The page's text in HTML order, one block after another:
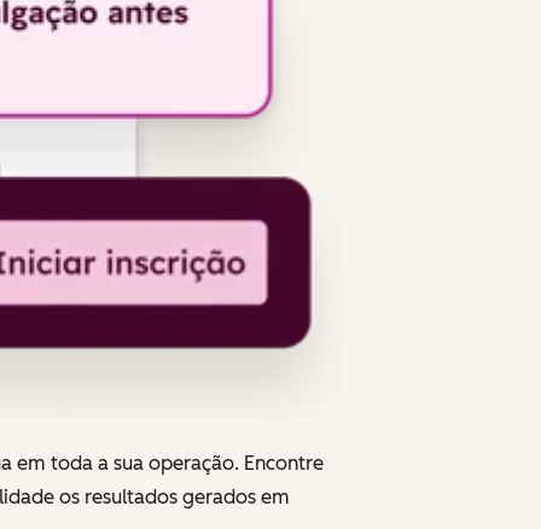
em toda a sua operação. Encontre
os resultados gerados em